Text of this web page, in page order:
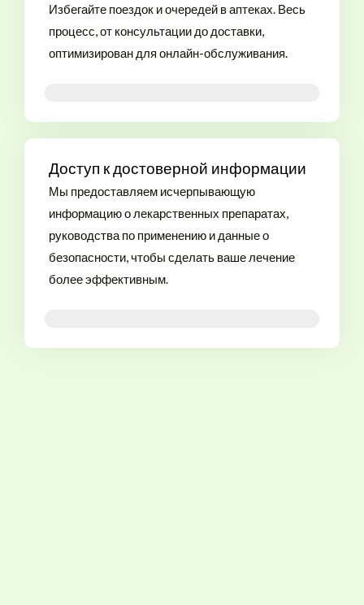
Избегайте поездок и очередей в аптеках. Весь
процесс, от консультации до доставки,
оптимизирован для онлайн-обслуживания.
Доступ к достоверной информации
Мы предоставляем исчерпывающую
информацию о лекарственных препаратах,
руководства по применению и данные о
безопасности, чтобы сделать ваше лечение
более эффективным.